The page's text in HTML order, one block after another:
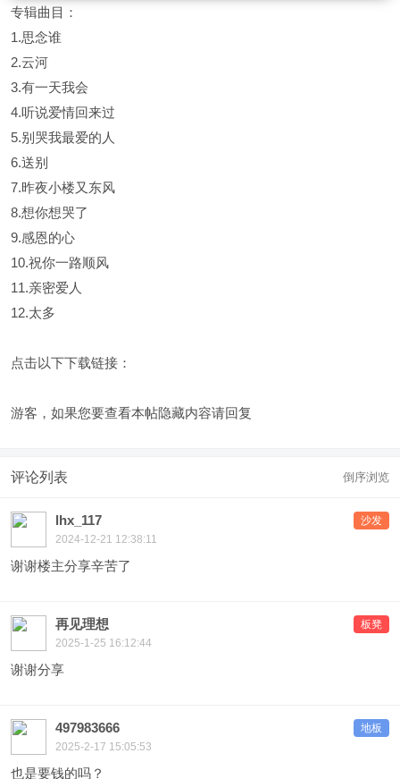
专辑曲目：
1.思念谁
2.云河
3.有一天我会
4.听说爱情回来过
5.别哭我最爱的人
6.送别
7.昨夜小楼又东风
8.想你想哭了
9.感恩的心
10.祝你一路顺风
11.亲密爱人
12.太多
点击以下下载链接：
游客，如果您要查看本帖隐藏内容请回复
评论列表 倒序浏览
沙发
lhx_117
2024-12-21 12:38:11
谢谢楼主分享辛苦了
板凳
再见理想
2025-1-25 16:12:44
谢谢分享
地板
497983666
2025-2-17 15:05:53
也是要钱的吗？